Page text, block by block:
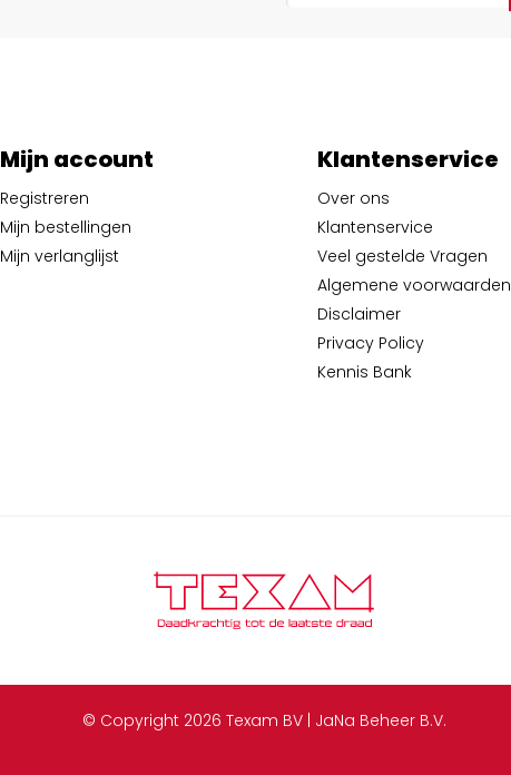
Mijn account
Registreren
Mijn bestellingen
Mijn verlanglijst
Klantenservice
Over ons
Klantenservice
Veel gestelde Vragen
Algemene voorwaarden
Disclaimer
Privacy Policy
Kennis Bank
© Copyright 2026 Texam BV | JaNa Beheer B.V.